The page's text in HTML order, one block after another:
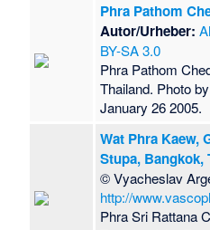
Phra Pathom
Autor/Urheber:
BY-SA 3.0
Phra Pathom
Thailand. Photo by
January 26 2005.
Wat Phra Kaew,
Stupa, Bangkok,
© Vyacheslav
http://
Phra Sri Rattana